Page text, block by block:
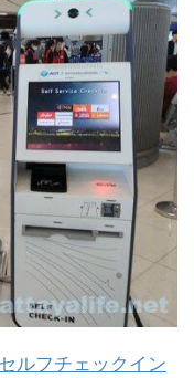
ルフチェックイン